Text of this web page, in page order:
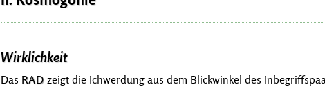
Wirklichkeit
Das RAD zeigt die Ichwerdung aus dem Blickwinkel des